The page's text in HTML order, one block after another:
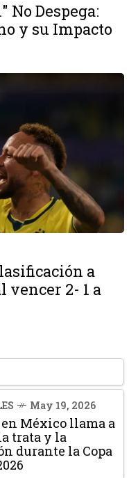
Despega:
y su Impacto
a
vencer 2- 1 a
May 19, 2026
México llama a
trata y la
durante la Copa